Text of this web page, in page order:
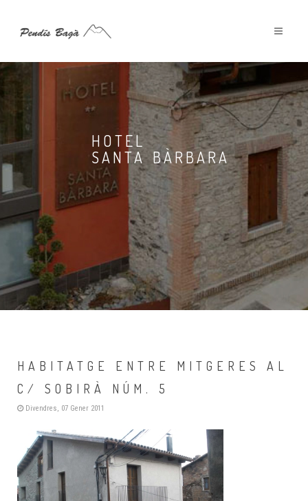
HOTEL
SANTA BÀRBARA
HABITATGE ENTRE MITGERES AL
C/ SOBIRÀ NÚM. 5
Divendres, 07 Gener 2011